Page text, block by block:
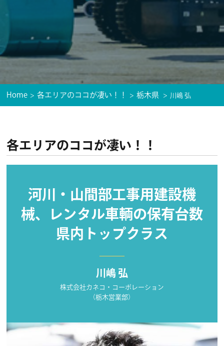
Home 各エリアのココが凄い！！ 栃木県 川嶋 弘
各エリアのココが凄い！！
河川・山間部工事用建設機
械、レンタル車輌の保有台数
県内トップクラス
川嶋 弘
株式会社カネコ・コーポレーション
（栃木営業部）